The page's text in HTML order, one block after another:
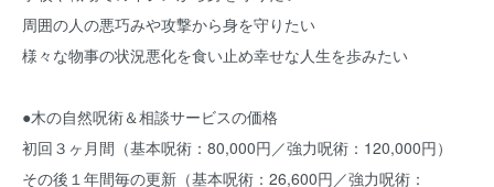
周囲の人の悪巧みや攻撃から身を守りたい
様々な物事の状況悪化を食い止め幸せな人生を歩みたい
●木の自然呪術＆相談サービスの価格
初回３ヶ月間（基本呪術：80,000円／強力呪術：120,000円）
その後１年間毎の更新（基本呪術：26,600円／強力呪術：